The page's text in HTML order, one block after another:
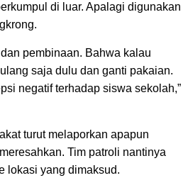
di luar. Apalagi digunakan
pembinaan. Bahwa kalau
saja dulu dan ganti pakaian.
negatif terhadap siswa sekolah,”
turut melaporkan apapun
Tim patroli nantinya
lokasi yang dimaksud.